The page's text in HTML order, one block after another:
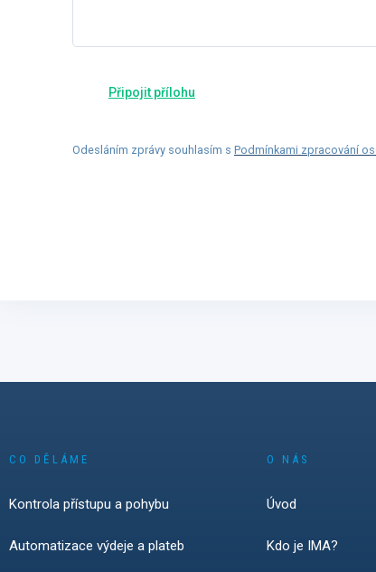
Odesláním zprávy souhlasím s Podmínkami zpracování
CO DĚLÁME
Kontrola přístupu a pohybu
Automatizace výdeje a plateb
O NÁS
Úvod
Kdo je IMA?